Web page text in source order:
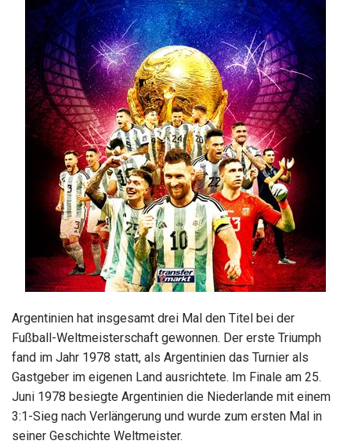
Argentinien hat insgesamt drei Mal den Titel bei der
Fußball-Weltmeisterschaft gewonnen. Der erste Triumph
fand im Jahr 1978 statt, als Argentinien das Turnier als
Gastgeber im eigenen Land ausrichtete. Im Finale am 25.
Juni 1978 besiegte Argentinien die Niederlande mit einem
3:1-Sieg nach Verlängerung und wurde zum ersten Mal in
seiner Geschichte Weltmeister.